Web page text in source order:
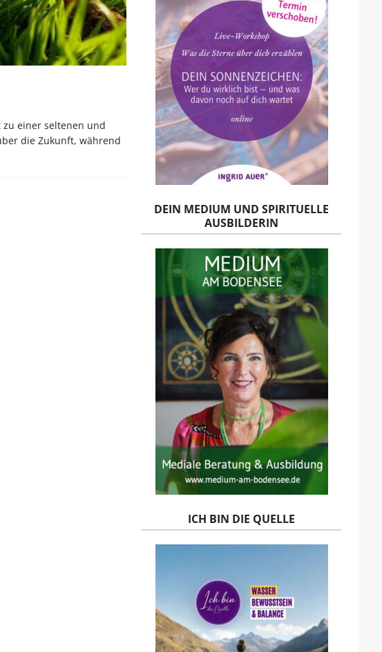
zu einer seltenen und
die Zukunft, während
DEIN MEDIUM UND SPIRITUELLE
AUSBILDERIN
ICH BIN DIE QUELLE